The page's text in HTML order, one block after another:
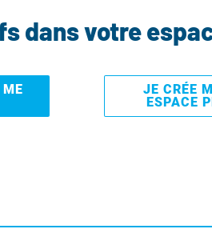
dans votre
JE CRÉE
ESPACE